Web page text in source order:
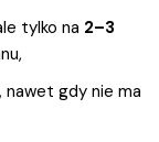
tylko na 2–3
, nawet gdy nie ma